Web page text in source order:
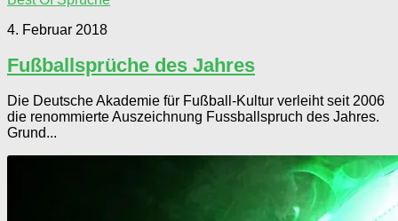
4. Februar 2018
Fußballsprüche des Jahres
Die Deutsche Akademie für Fußball-Kultur verleiht seit 2006
die renommierte Auszeichnung Fussballspruch des Jahres.
Grund...